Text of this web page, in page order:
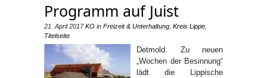
Programm auf Juist
21. April 2017 KO in Freizeit & Unterhaltung Kreis Lippe
Titelseite
Detmold. Zu neuen
„Wochen der Besinnung“
lädt die Lippische